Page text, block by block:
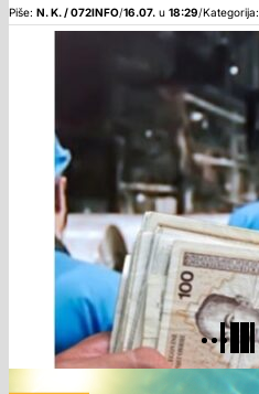
Piše: N. K. / 072INFO/16.07. u 18:29/Kategorija: